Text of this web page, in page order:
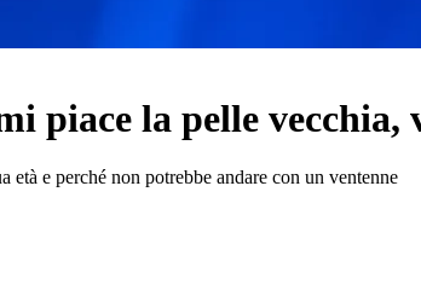
piace la pelle
e perché non potrebbe andare con un ventenne